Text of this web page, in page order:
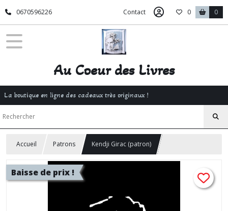
0670596226 Contact 0 0
Au Coeur des Livres
La boutique en ligne des cadeaux très originaux !
Accueil Patrons Kendji Girac (patron)
Baisse de prix !